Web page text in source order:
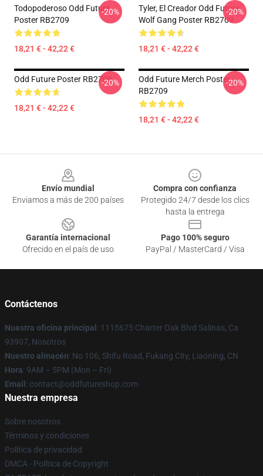
Todopoderoso Odd Future
Poster RB2709
18,21 € - 42,22 €
-20%
Tyler, El Creador Odd Future
Wolf Gang Poster RB2709
18,21 € - 42,22 €
-20%
Odd Future Poster RB2709
18,21 € - 42,22 €
-20%
Odd Future Merch Poster
RB2709
18,21 € - 42,22 €
-20%
Envío mundial
Enviamos a más de 200 países
Compra con confianza
Protegido 24/7 desde los clics
hasta la entrega
Garantía internacional
Ofrecido en el país de uso
Pago 100% seguro
PayPal / MasterCard / Visa
Contáctenos
Nuestra oficina principal : 1115675 Charter Oak Blvd Salinas, Ca
93907, Nosotros
Nuestro almacén: No 106, Shifu Road, Fukang City, Liaoning, CN
Hora: 9AM – 5PM (Mon – Fri)
Email : contact@oddfutureshop.com
Nuestra empresa
Sobre nosotros
Términos y condiciones
Política de privacidad
DMCA - Política de Copyright